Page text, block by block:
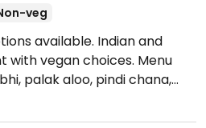
veg
available. Indian and
with vegan choices. Menu
palak aloo, pindi chana,